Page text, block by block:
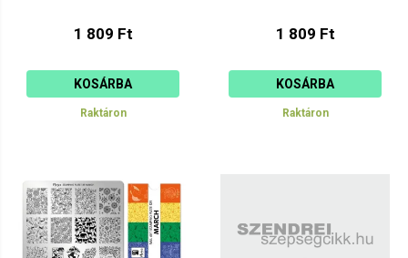
1 809 Ft
KOSÁRBA
Raktáron
1 809 Ft
KOSÁRBA
Raktáron